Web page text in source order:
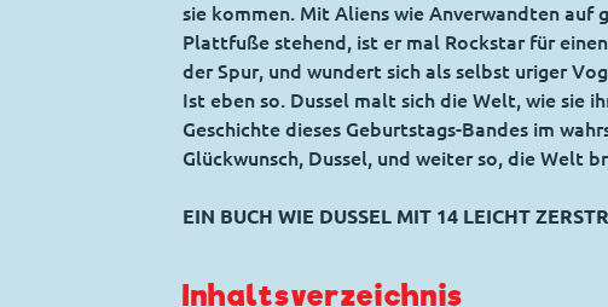
sie kommen. Mit Aliens wie Anverwandten auf
Plattfuße stehend, ist er mal Rockstar für
der Spur, und wundert sich als selbst uriger
Ist eben so. Dussel malt sich die Welt, wie sie
Geschichte dieses Geburtstags-Bandes im
Glückwunsch, Dussel, und weiter so, die Welt
EIN BUCH WIE DUSSEL MIT 14 LEICHT
Inhaltsverzeichnis